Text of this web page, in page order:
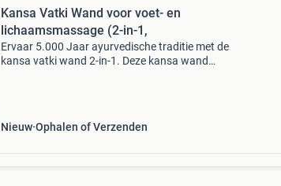
Kansa Vatki Wand voor voet- en
lichaamsmassage (2-in-1,
Ervaar 5.000 Jaar ayurvedische traditie met de
kansa vatki wand 2-in-1. Deze kansa wand
Nieuw Ophalen of Verzenden